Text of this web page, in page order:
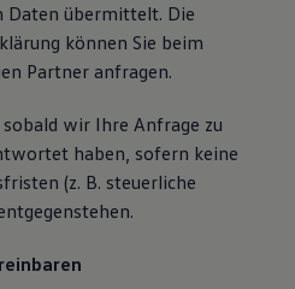
Daten übermittelt. Die
können Sie beim
Partner anfragen.
wir Ihre Anfrage zu
haben, sofern keine
(z. B. steuerliche